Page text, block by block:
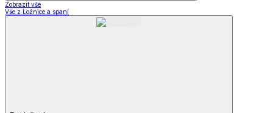
Zobrazit vše
Vše z Ložnice a spaní